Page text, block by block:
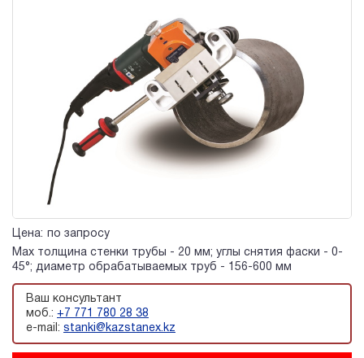
Цена:
по запросу
Max толщина стенки трубы - 20 мм; углы снятия фаски - 0-
45°; диаметр обрабатываемых труб - 156-600 мм
Ваш консультант
моб.: +7 771 780 28 38
e-mail: stanki@kazstanex.kz